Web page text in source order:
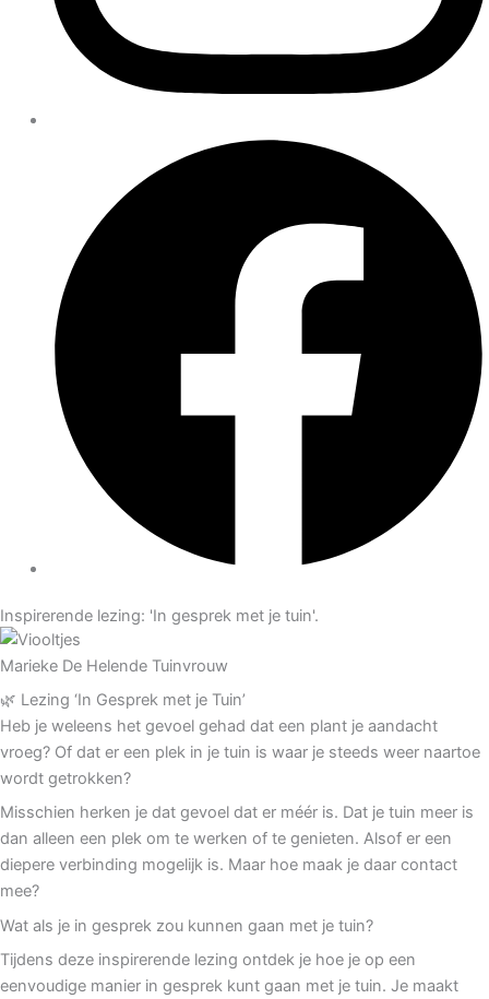
Inspirerende lezing: 'In gesprek met je tuin'.
Marieke De Helende Tuinvrouw
🌿 Lezing ‘In Gesprek met je Tuin’
Heb je weleens het gevoel gehad dat een plant je aandacht
vroeg? Of dat er een plek in je tuin is waar je steeds weer naartoe
wordt getrokken?
Misschien herken je dat gevoel dat er méér is. Dat je tuin meer is
dan alleen een plek om te werken of te genieten. Alsof er een
diepere verbinding mogelijk is. Maar hoe maak je daar contact
mee?
Wat als je in gesprek zou kunnen gaan met je tuin?
Tijdens deze inspirerende lezing ontdek je hoe je op een
eenvoudige manier in gesprek kunt gaan met je tuin. Je maakt